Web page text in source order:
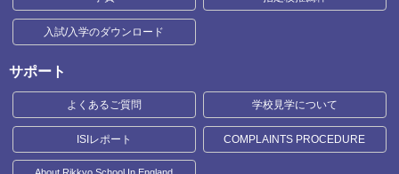
入試/入学のダウンロード
サポート
よくあるご質問 学校見学について
ISIレポート COMPLAINTS PROCEDURE